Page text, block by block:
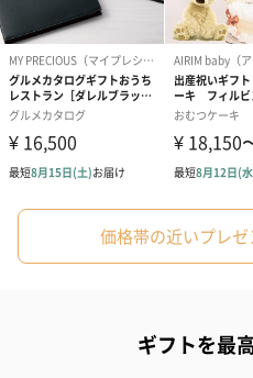
キャンドル・お香
キャンドル・お香を同梱してお
（880
価格帯の近いプレ
ギフトを最